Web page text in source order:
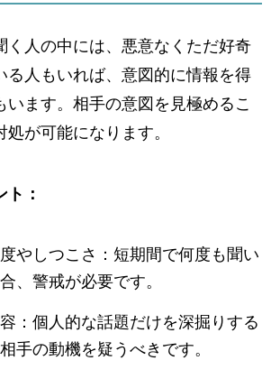
く人の中には、悪意なくただ好奇
る人もいれば、意図的に情報を得
います。相手の意図を見極めるこ
処が可能になります。
：
やしつこさ：短期間で何度も聞い
、警戒が必要です。
：個人的な話題だけを深掘りする
手の動機を疑うべきです。